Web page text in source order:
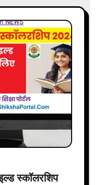
स्कॉलरशिप